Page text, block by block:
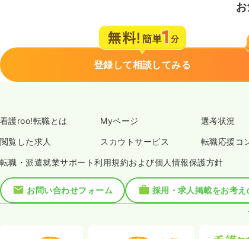
登録して相談してみる
看護roo!転職とは Myページ 選考状況
閲覧した求人 スカウトサービス 転職応援コ
転職・派遣就業サポート利用規約および個人情報保護方針
お問い合わせフォーム
採用・求人掲載をお考え